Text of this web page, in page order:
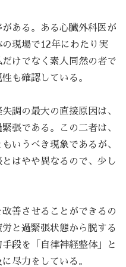
ある。ある心臓外科医が
現場で12年にわたり実
けでなく素人同然の者で
も確認している。
調の最大の直接原因は、
張である。この二者は、
いうべき現象であるが、
はやや異なるので、少し
善させることができるの
と過緊張状態から脱する
段を「自律神経整体」と
尽力をしている。